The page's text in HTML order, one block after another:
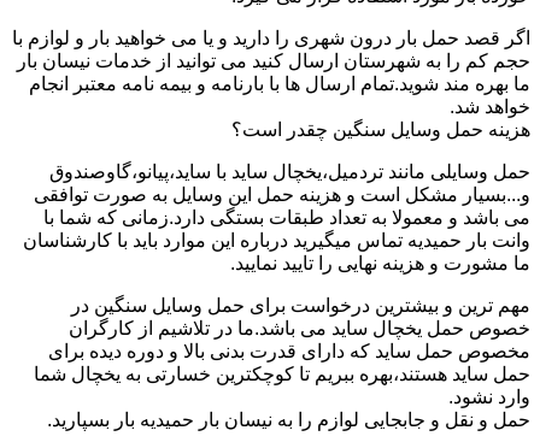
اگر قصد حمل بار درون شهری را دارید و یا می خواهید بار و لوازم با
حجم کم را به شهرستان ارسال کنید می توانید از خدمات نیسان بار
ما بهره مند شوید.تمام ارسال ها با بارنامه و بیمه نامه معتبر انجام
خواهد شد.
هزینه حمل وسایل سنگین چقدر است؟
حمل وسایلی مانند تردمیل،یخچال ساید با ساید،پیانو،گاوصندوق
و...بسیار مشکل است و هزینه حمل این وسایل به صورت توافقی
می باشد و معمولا به تعداد طبقات بستگی دارد.زمانی که شما با
وانت بار حمیدیه تماس میگیرید درباره این موارد باید با کارشناسان
ما مشورت و هزینه نهایی را تایید نمایید.
مهم ترین و بیشترین درخواست برای حمل وسایل سنگین در
خصوص حمل یخچال ساید می باشد.ما در تلاشیم از کارگران
مخصوص حمل ساید که دارای قدرت بدنی بالا و دوره دیده برای
حمل ساید هستند،بهره ببریم تا کوچکترین خسارتی به یخچال شما
وارد نشود.
حمل و نقل و جابجایی لوازم را به نیسان بار حمیدیه بار بسپارید.